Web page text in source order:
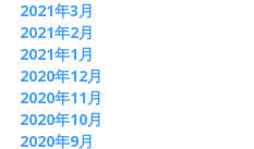
2021年3月
2021年2月
2021年1月
2020年12月
2020年11月
2020年10月
2020年9月